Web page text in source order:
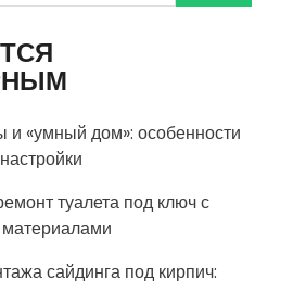
и «умный дом»: особенности
туалета под ключ с
сайдинга под кирпич: